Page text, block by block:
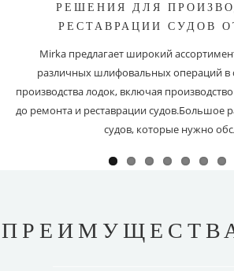
РЕШЕНИЯ ДЛЯ
РЕСТАВРАЦИИ СУДОВ
Mirka предлагает широкий
различных шлифовальных операций в
производства лодок, включая
до ремонта и реставрации судов.Большое
судов, которые нужно